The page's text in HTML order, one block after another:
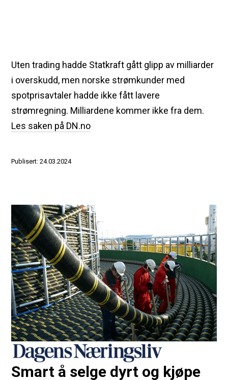
Uten trading hadde Statkraft gått glipp av milliarder
i overskudd, men norske strømkunder med
spotprisavtaler hadde ikke fått lavere
strømregning. Milliardene kommer ikke fra dem.
Les saken på DN.no
Publisert: 24.03.2024
Smart å selge dyrt og kjøpe